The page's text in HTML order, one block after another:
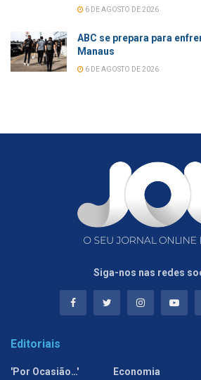
6 DE AGOSTO DE 2026
ABC se prepara para
Manaus
6 DE AGOSTO DE 2026
Siga-nos nas redes
Editoriais
'Por Ocasião…'
Economia